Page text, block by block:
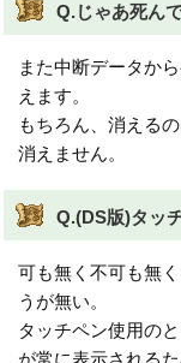
Q.じゃあ死ん
また中断データか
えます。
もちろん、消える
消えません。
Q.(DS版)タッ
可も無く不可も無
うが無い。
タッチペン使用の
が常に表示されるた